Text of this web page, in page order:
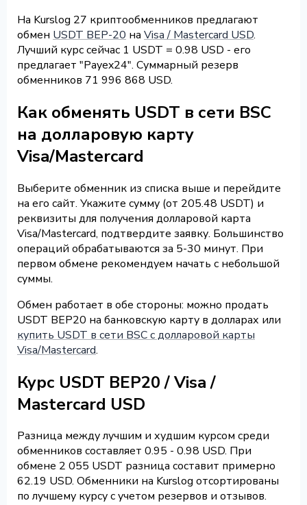
На Kurslog 27 криптообменников предлагают
обмен USDT BEP-20 на Visa / Mastercard USD.
Лучший курс сейчас 1 USDT = 0.98 USD - его
предлагает "Payex24". Суммарный резерв
обменников 71 996 868 USD.
Как обменять USDT в сети BSC
на долларовую карту
Visa/Mastercard
Выберите обменник из списка выше и перейдите
на его сайт. Укажите сумму (от 205.48 USDT) и
реквизиты для получения долларовой карта
Visa/Mastercard, подтвердите заявку. Большинство
операций обрабатываются за 5-30 минут. При
первом обмене рекомендуем начать с небольшой
суммы.
Обмен работает в обе стороны: можно продать
USDT BEP20 на банковскую карту в долларах или
купить USDT в сети BSC с долларовой карты
Visa/Mastercard.
Курс USDT BEP20 / Visa /
Mastercard USD
Разница между лучшим и худшим курсом среди
обменников составляет 0.95 - 0.98 USD. При
обмене 2 055 USDT разница составит примерно
62.19 USD. Обменники на Kurslog отсортированы
по лучшему курсу с учетом резервов и отзывов.